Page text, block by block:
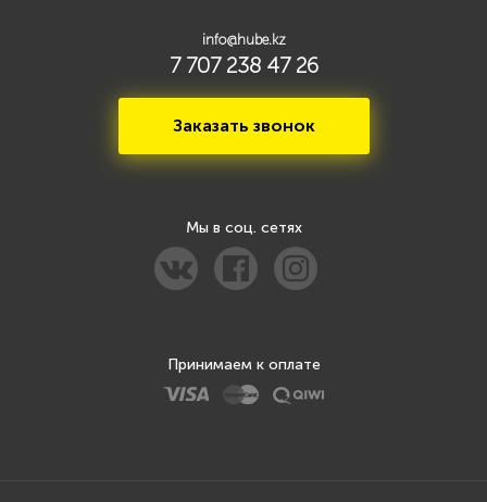
info@hube.kz
7 707 238 47 26
Заказать звонок
Мы в соц. сетях
Принимаем к оплате